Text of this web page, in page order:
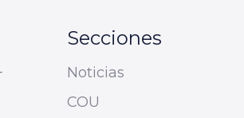
Secciones
Noticias
COU